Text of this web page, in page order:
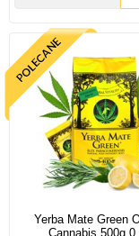
Yerba Mate Green
Cannabis 500g